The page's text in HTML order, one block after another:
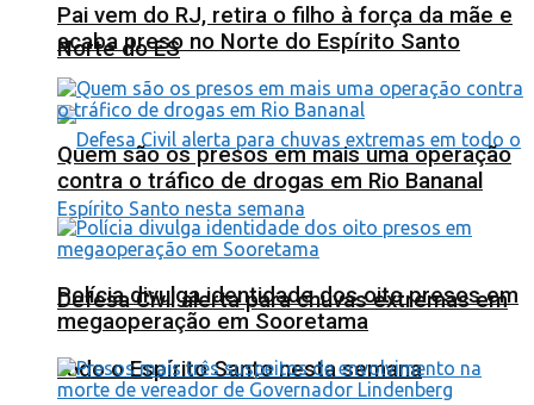
Norte do ES
Defesa Civil alerta para chuvas extremas em
todo o Espírito Santo nesta semana
Pai vem do RJ, retira o filho à força da mãe e
acaba preso no Norte do Espírito Santo
Quem são os presos em mais uma operação
contra o tráfico de drogas em Rio Bananal
Polícia divulga identidade dos oito presos em
megaoperação em Sooretama